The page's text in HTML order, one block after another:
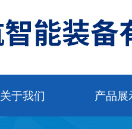
关于我们 产品展